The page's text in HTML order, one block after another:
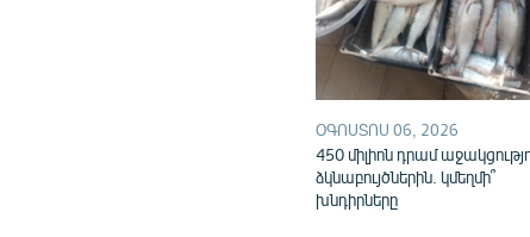
ՕԳՈՍՏՈՍ 06, 2026
450 միլիոն դրամ
ձկնաբույծներին. կմեղմի՞
խնդիրները